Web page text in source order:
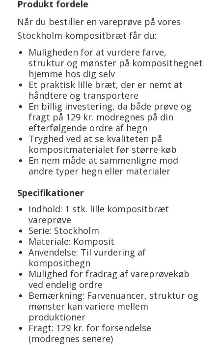
Produkt fordele
Når du bestiller en vareprøve på vores
Stockholm kompositbræt får du:
Muligheden for at vurdere farve,
struktur og mønster på komposithegnet
hjemme hos dig selv
Et praktisk lille bræt, der er nemt at
håndtere og transportere
En billig investering, da både prøve og
fragt på 129 kr. modregnes på din
efterfølgende ordre af hegn
Tryghed ved at se kvaliteten på
kompositmaterialet før større køb
En nem måde at sammenligne mod
andre typer hegn eller materialer
Specifikationer
Indhold: 1 stk. lille kompositbræt
vareprøve
Serie: Stockholm
Materiale: Komposit
Anvendelse: Til vurdering af
komposithegn
Mulighed for fradrag af vareprøvekøb
ved endelig ordre
Bemærkning: Farvenuancer, struktur og
mønster kan variere mellem
produktioner
Fragt: 129 kr. for forsendelse
(modregnes senere)